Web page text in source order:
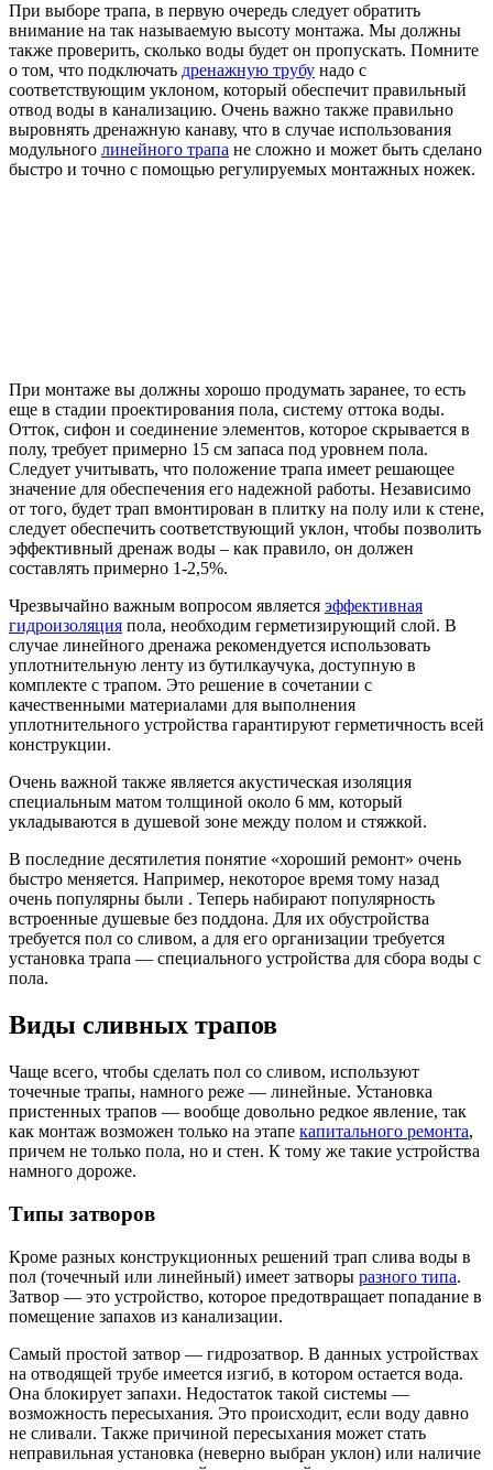
При выборе трапа, в первую очередь следует обратить
внимание на так называемую высоту монтажа. Мы должны
также проверить, сколько воды будет он пропускать. Помните
о том, что подключать дренажную трубу надо с
соответствующим уклоном, который обеспечит правильный
отвод воды в канализацию. Очень важно также правильно
выровнять дренажную канаву, что в случае использования
модульного линейного трапа не сложно и может быть сделано
быстро и точно с помощью регулируемых монтажных ножек.
При монтаже вы должны хорошо продумать заранее, то есть
еще в стадии проектирования пола, систему оттока воды.
Отток, сифон и соединение элементов, которое скрывается в
полу, требует примерно 15 см запаса под уровнем пола.
Следует учитывать, что положение трапа имеет решающее
значение для обеспечения его надежной работы. Независимо
от того, будет трап вмонтирован в плитку на полу или к стене,
следует обеспечить соответствующий уклон, чтобы позволить
эффективный дренаж воды – как правило, он должен
составлять примерно 1-2,5%.
Чрезвычайно важным вопросом является эффективная
гидроизоляция пола, необходим герметизирующий слой. В
случае линейного дренажа рекомендуется использовать
уплотнительную ленту из бутилкаучука, доступную в
комплекте с трапом. Это решение в сочетании с
качественными материалами для выполнения
уплотнительного устройства гарантируют герметичность всей
конструкции.
Очень важной также является акустическая изоляция
специальным матом толщиной около 6 мм, который
укладываются в душевой зоне между полом и стяжкой.
В последние десятилетия понятие «хороший ремонт» очень
быстро меняется. Например, некоторое время тому назад
очень популярны были . Теперь набирают популярность
встроенные душевые без поддона. Для их обустройства
требуется пол со сливом, а для его организации требуется
установка трапа — специального устройства для сбора воды с
пола.
Виды сливных трапов
Чаще всего, чтобы сделать пол со сливом, используют
точечные трапы, намного реже — линейные. Установка
пристенных трапов — вообще довольно редкое явление, так
как монтаж возможен только на этапе капитального ремонта,
причем не только пола, но и стен. К тому же такие устройства
намного дороже.
Типы затворов
Кроме разных конструкционных решений трап слива воды в
пол (точечный или линейный) имеет затворы разного типа.
Затвор — это устройство, которое предотвращает попадание в
помещение запахов из канализации.
Самый простой затвор — гидрозатвор. В данных устройствах
на отводящей трубе имеется изгиб, в котором остается вода.
Она блокирует запахи. Недостаток такой системы —
возможность пересыхания. Это происходит, если воду давно
не сливали. Также причиной пересыхания может стать
неправильная установка (неверно выбран уклон) или наличие